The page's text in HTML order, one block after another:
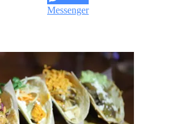
Messenger